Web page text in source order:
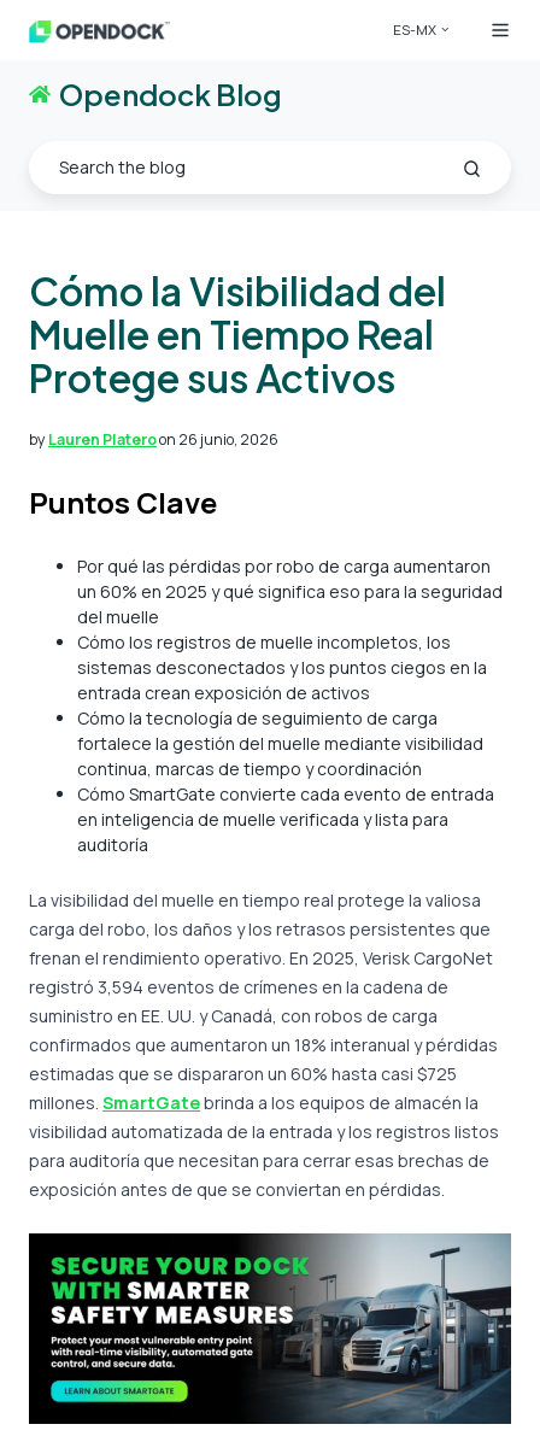
ES-MX
Opendock Blog
Cómo la Visibilidad del
Muelle en Tiempo Real
Protege sus Activos
by Lauren Plateroon 26 junio, 2026
Puntos Clave
Por qué las pérdidas por robo de carga aumentaron
un 60% en 2025 y qué significa eso para la seguridad
del muelle
Cómo los registros de muelle incompletos, los
sistemas desconectados y los puntos ciegos en la
entrada crean exposición de activos
Cómo la tecnología de seguimiento de carga
fortalece la gestión del muelle mediante visibilidad
continua, marcas de tiempo y coordinación
Cómo SmartGate convierte cada evento de entrada
en inteligencia de muelle verificada y lista para
auditoría
La visibilidad del muelle en tiempo real protege la valiosa
carga del robo, los daños y los retrasos persistentes que
frenan el rendimiento operativo. En 2025, Verisk CargoNet
registró 3,594 eventos de crímenes en la cadena de
suministro en EE. UU. y Canadá, con robos de carga
confirmados que aumentaron un 18% interanual y pérdidas
estimadas que se dispararon un 60% hasta casi $725
millones. SmartGatebrinda a los equipos de almacén la
visibilidad automatizada de la entrada y los registros listos
para auditoría que necesitan para cerrar esas brechas de
exposición antes de que se conviertan en pérdidas.